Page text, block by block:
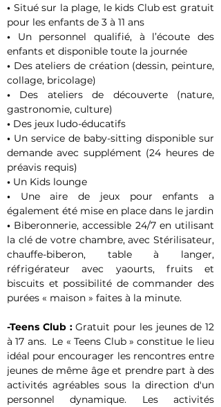
• Situé sur la plage, le kids Club est gratuit
pour les enfants de 3 à 11 ans
• Un personnel qualifié, à l’écoute des
enfants et disponible toute la journée
• Des ateliers de création (dessin, peinture,
collage, bricolage)
• Des ateliers de découverte (nature,
gastronomie, culture)
• Des jeux ludo-éducatifs
• Un service de baby-sitting disponible sur
demande avec supplément (24 heures de
préavis requis)
• Un Kids lounge
• Une aire de jeux pour enfants a
également été mise en place dans le jardin
• Biberonnerie, accessible 24/7 en utilisant
la clé de votre chambre, avec Stérilisateur,
chauffe-biberon, table à langer,
réfrigérateur avec yaourts, fruits et
biscuits et possibilité de commander des
purées « maison » faites à la minute.
-Teens Club : Gratuit pour les jeunes de 12
à 17 ans.  Le « Teens Club » constitue le lieu
idéal pour encourager les rencontres entre
jeunes de même âge et prendre part à des
activités agréables sous la direction d'un
personnel dynamique. Les activités